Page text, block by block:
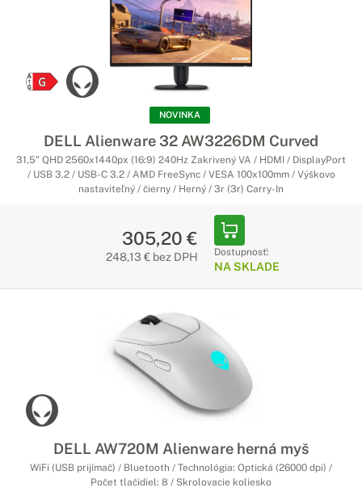
NOVINKA
DELL Alienware 32 AW3226DM Curved
31,5" QHD 2560x1440px (16:9) 240Hz Zakrivený VA / HDMI / DisplayPort
/ USB 3.2 / USB-C 3.2 / AMD FreeSync / VESA 100x100mm / Výškovo
nastaviteľný / čierny / Herný / 3r (3r) Carry-In
305,20 €
248,13 € bez DPH Dostupnosť:
NA SKLADE
DELL AW720M Alienware herná myš
WiFi (USB prijímač) / Bluetooth / Technológia: Optická (26000 dpi) /
Počet tlačidiel: 8 / Skrolovacie koliesko